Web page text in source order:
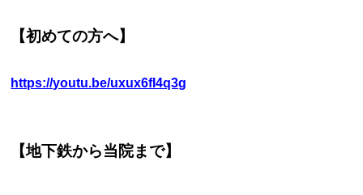
【初めての方へ】
https://youtu.be/uxux6fI4q3g
【地下鉄から当院まで】